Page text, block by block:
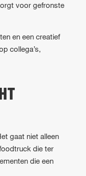
voor gefronste
en een creatief
collega’s,
gaat niet alleen
die ter
die een